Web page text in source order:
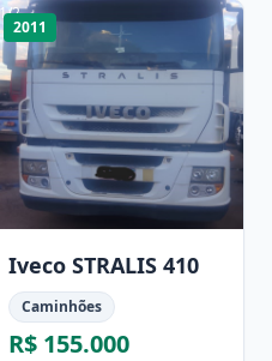
1/2
2011
Iveco STRALIS 410
Caminhões
R$ 155.000